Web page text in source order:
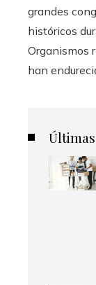
grandes
históricos
Organismos
han